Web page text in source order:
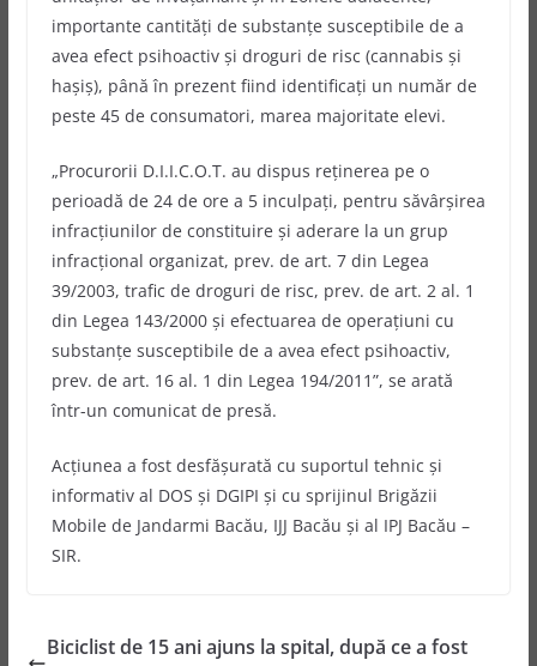
importante cantităţi de substanţe susceptibile de a
avea efect psihoactiv şi droguri de risc (cannabis şi
haşiş), până în prezent fiind identificaţi un număr de
peste 45 de consumatori, marea majoritate elevi.
„Procurorii D.I.I.C.O.T. au dispus reţinerea pe o
perioadă de 24 de ore a 5 inculpaţi, pentru săvârşirea
infracţiunilor de constituire şi aderare la un grup
infracţional organizat, prev. de art. 7 din Legea
39/2003, trafic de droguri de risc, prev. de art. 2 al. 1
din Legea 143/2000 şi efectuarea de operaţiuni cu
substanţe susceptibile de a avea efect psihoactiv,
prev. de art. 16 al. 1 din Legea 194/2011”, se arată
într-un comunicat de presă.
Acţiunea a fost desfăşurată cu suportul tehnic şi
informativ al DOS şi DGIPI şi cu sprijinul Brigăzii
Mobile de Jandarmi Bacău, IJJ Bacău şi al IPJ Bacău –
SIR.
Biciclist de 15 ani ajuns la spital, după ce a fost